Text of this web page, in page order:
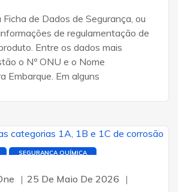
de Dados de Segurança, ou
de regulamentação de
Entre os dados mais
o Nº ONU e o Nome
Embarque. Em alguns
SEGURANÇA QUÍMICA
25 De Maio De 2026